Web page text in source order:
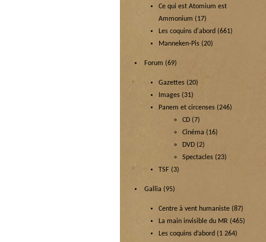
Ce qui est Atomium est
Ammonium (17)
Les coquins d'abord (661)
Manneken-Pis (20)
Forum (69)
Gazettes (20)
Images (31)
Panem et circenses (246)
CD (7)
Cinéma (16)
DVD (2)
Spectacles (23)
TSF (3)
Gallia (95)
Centre à vent humaniste (87)
La main invisible du MR (465)
Les coquins d’abord (1 264)